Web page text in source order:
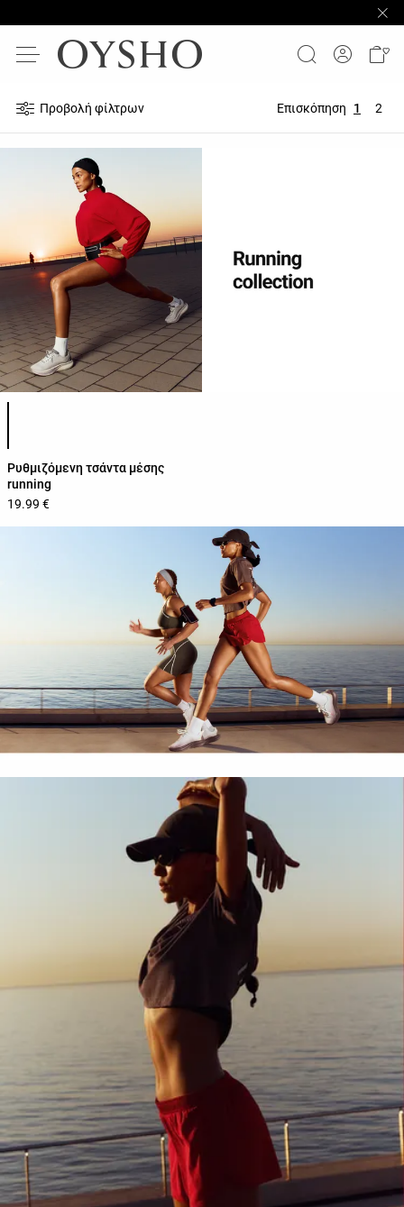
Προβολή φίλτρων Επισκόπηση 1 2
Ρυθμιζόμενη τσάντα μέσης
running
19.99 €